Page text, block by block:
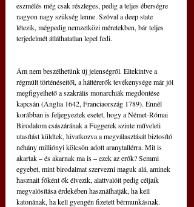
eszmélés még csak részleges, pedig a teljes éberségre
nagyon nagy szükség lenne. Szóval a deep state
létezik, mégpedig nemzetközi méretekben, bár teljes
terjedelmét átláthatatlan lepel fedi.
Ám nem beszélhetünk új jelenségről. Eltekintve a
régmúlt történéseitől, a háttérerők tevékenysége már jól
megfigyelhető a szakrális monarchiák megdöntése
kapcsán (Anglia 1642, Franciaország 1789). Ennél
korábban is feljegyeztek esetet, hogy a Német-Római
Birodalom császárának a Fuggerek szinte műveleti
utasítást küldtek, hivatkozva a megválasztását biztosító
néhány milliónyi kölcsön adott aranytallérra. Mit is
akartak – és akarnak ma is – ezek az erők? Semmi
egyebet, mint birodalmat szervezni maguk alá, aminek
hasznait főként ők élvezik, alattvalóit pedig céljaik
megvalósítása érdekében használhatják, ha kell
katonának, ha kell gyengén fizetett bérmunkásnak.